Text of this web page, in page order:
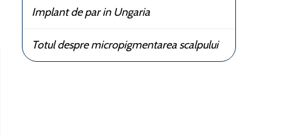
Implant de par in Ungaria
Totul despre micropigmentarea scalpului